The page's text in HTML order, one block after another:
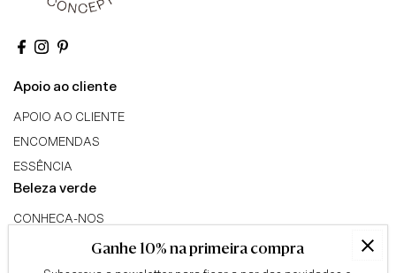
Apoio ao cliente
APOIO AO CLIENTE
ENCOMENDAS
ESSÊNCIA
Beleza verde
CONHECA-NOS
TRIBO GREEN BEAUTY
PROGRAMA DE AFILIADOS
Ganhe 10% na primeira compra